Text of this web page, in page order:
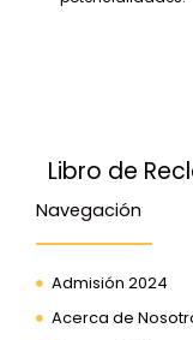
Libro de
Navegación
Admisión 2024
Acerca de